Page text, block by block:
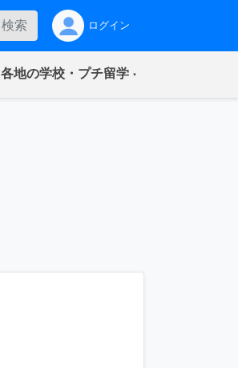
検索 ログイン
各地の学校・プチ留学(current)